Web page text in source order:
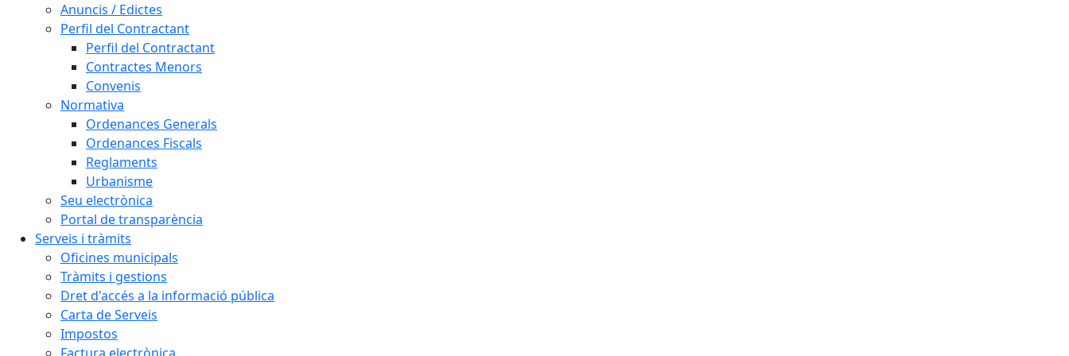
Anuncis / Edictes
Perfil del Contractant
Perfil del Contractant
Contractes Menors
Convenis
Normativa
Ordenances Generals
Ordenances Fiscals
Reglaments
Urbanisme
Seu electrònica
Portal de transparència
Serveis i tràmits
Oficines municipals
Tràmits i gestions
Dret d'accés a la informació pública
Carta de Serveis
Impostos